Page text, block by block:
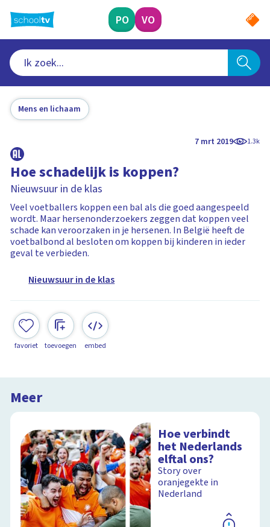
naar
hoofdinhoud
PO VO
Mens en lichaam
7 mrt 2019 1.3k
Hoe schadelijk is koppen?
Nieuwsuur in de klas
Veel voetballers koppen een bal als die goed aangespeeld
wordt. Maar hersenonderzoekers zeggen dat koppen veel
schade kan veroorzaken in je hersenen. In België heeft de
voetbalbond al besloten om koppen bij kinderen in ieder
geval te verbieden.
Nieuwsuur in de klas
favoriet toevoegen embed
Meer
Hoe verbindt
het Nederlands
elftal ons?
Story over
oranjegekte in
Nederland